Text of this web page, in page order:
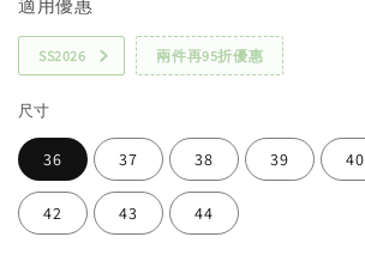
適用優惠
SS2026 兩件再95折優惠
尺寸
36 37 38 39 40
42 43 44